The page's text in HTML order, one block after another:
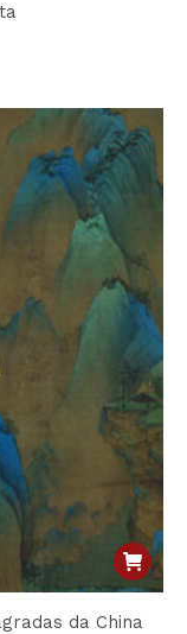
da China